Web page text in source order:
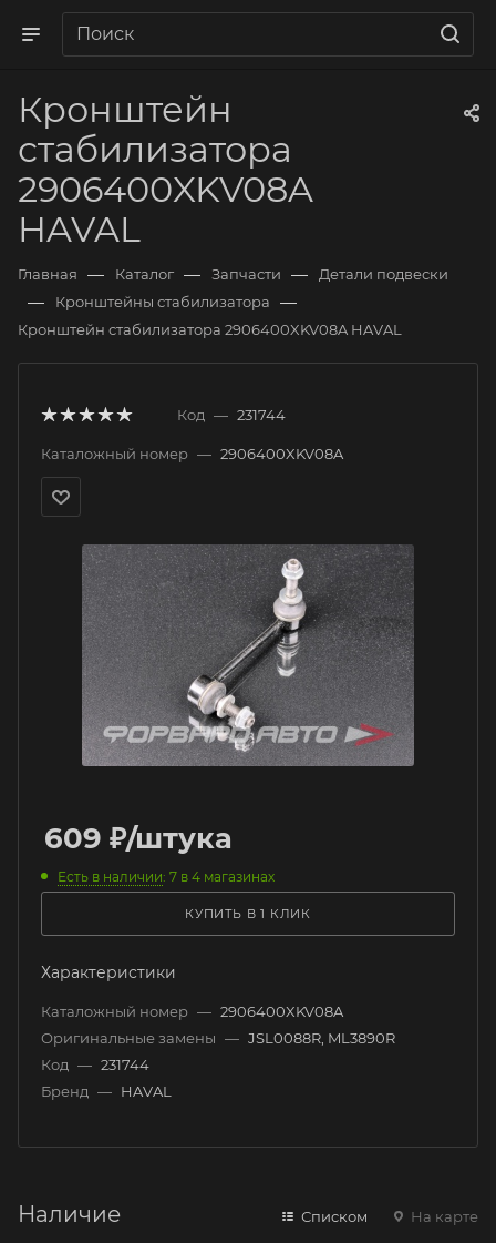
Кронштейн
стабилизатора
2906400XKV08A
HAVAL
Главная — Каталог — Запчасти — Детали подвески
— Кронштейны стабилизатора —
Кронштейн стабилизатора 2906400XKV08A HAVAL
Код — 231744
Каталожный номер — 2906400XKV08A
609 ₽/штука
Есть в наличии: 7 в 4 магазинах
КУПИТЬ В 1 КЛИК
Характеристики
Каталожный номер — 2906400XKV08A
Оригинальные замены — JSL0088R, ML3890R
Код — 231744
Бренд — HAVAL
Наличие Списком На карте